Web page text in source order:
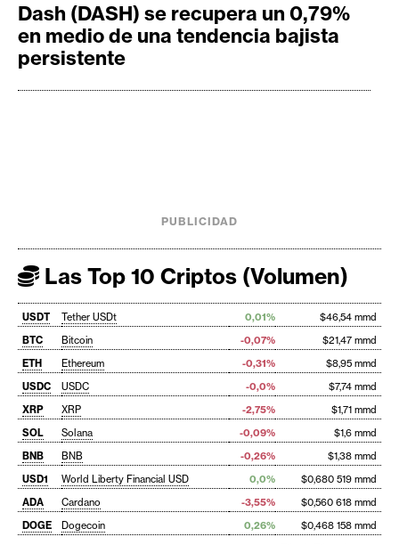
Dash (DASH) se recupera un 0,79%
en medio de una tendencia bajista
persistente
PUBLICIDAD
Las Top 10 Criptos (Volumen)
USDT Tether USDt 0,01%
$46,54 mmd
BTC
Bitcoin -0,07%
$21,47 mmd
ETH
Ethereum -0,31%
$8,95 mmd
USDC
USDC -0,0%
$7,74 mmd
XRP
XRP -2,75%
$1,71 mmd
SOL
Solana -0,09%
$1,6 mmd
BNB
BNB -0,26%
$1,38 mmd
USD1
World Liberty Financial USD 0,0%
$0,680 519 mmd
ADA
Cardano -3,55%
$0,560 618 mmd
DOGE
Dogecoin 0,26% $0,468 158 mmd